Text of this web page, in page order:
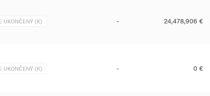
UKONČENÝ (K) - 24,478,906 €
UKONČENÝ (K) - 0 €